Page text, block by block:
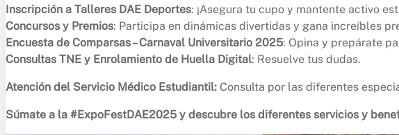
Inscripción a Talleres DAE Deportes: ¡Asegura tu cupo y mantente activo
Concursos y Premios: Participa en dinámicas divertidas y gana increíbles
Encuesta de Comparsas – Carnaval Universitario 2025: Opina y prepárate
Consultas TNE y Enrolamiento de Huella Digital: Resuelve tus dudas.
Atención del Servicio Médico Estudiantil: Consulta por las diferentes
Súmate a la #ExpoFestDAE2025 y descubre los diferentes servicios y